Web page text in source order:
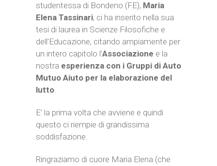
studentessa di Bondeno (FE), Maria
Elena Tassinari, ci ha inserito nella sua
tesi di laurea in Scienze Filosofiche e
dell’Educazione, citando ampiamente per
un intero capitolo l’Associazione e la
nostra esperienza con i Gruppi di Auto
Mutuo Aiuto per la elaborazione del
lutto.
E’ la prima volta che avviene e quindi
questo ci riempie di grandissima
soddisfazione.
Ringraziamo di cuore Maria Elena (che